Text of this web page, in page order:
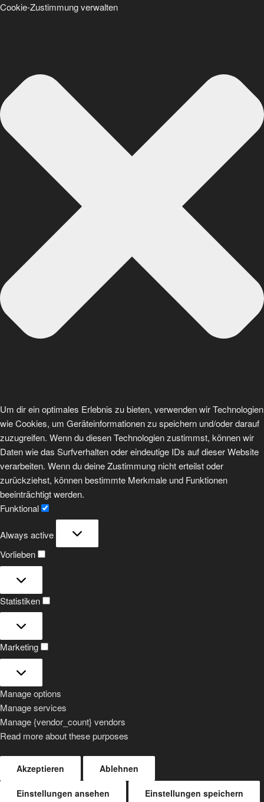
Cookie-Zustimmung verwalten
Um dir ein optimales Erlebnis zu bieten, verwenden wir Technologien
wie Cookies, um Geräteinformationen zu speichern und/oder darauf
zuzugreifen. Wenn du diesen Technologien zustimmst, können wir
Daten wie das Surfverhalten oder eindeutige IDs auf dieser Website
verarbeiten. Wenn du deine Zustimmung nicht erteilst oder
zurückziehst, können bestimmte Merkmale und Funktionen
beeinträchtigt werden.
Funktional
Always active
Vorlieben
Statistiken
Marketing
Manage options
Manage services
Manage {vendor_count} vendors
Read more about these purposes
Akzeptieren Ablehnen
Einstellungen ansehen Einstellungen speichern